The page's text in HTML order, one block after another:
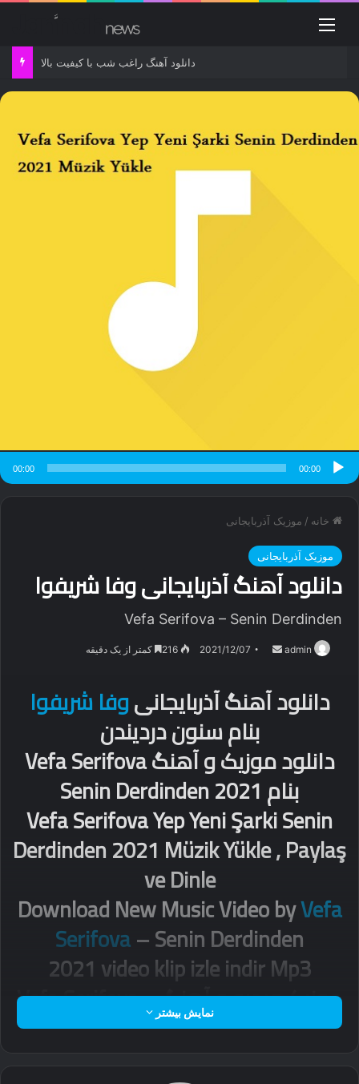
منو
دانلود آهنگ راغب شب با کیفیت بالا
00:00
00:00
خانه / موزیک آذربایجانی
موزیک آذربایجانی
دانلود آهنگ آذربایجانی وفا شریفوا
Vefa Serifova – Senin Derdinden
admin
ارسال2021/12/07 کمتر از یک دقیقه
دانلود آهنگ آذربایجانیوفا شریفوا
بنام سنون دردیندن
دانلود موزیک و آهنگVefa Serifova
بنام Senin Derdinden 2021
Vefa SerifovaYep Yeni Şarki Senin
Derdinden 2021 Müzik Yükle , Paylaş
ve Dinle
Download New Music Video byVefa
Serifova– Senin Derdinden
2021 video klip izle indir Mp3
موزیک ویدیو و آهنگVefa Serifova –
Senin Derdinden 2021Vefa Serifova نمایش بیشتر